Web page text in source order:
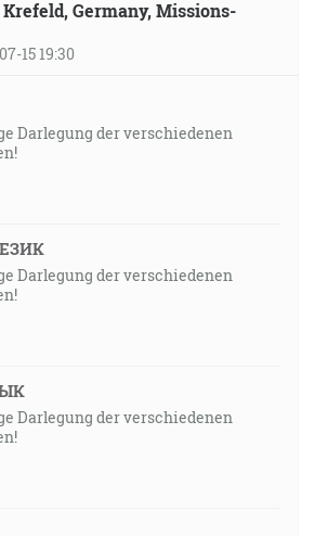
Krefeld, Germany, Missions-
15 19:30
Darlegung der verschiedenen
Darlegung der verschiedenen
Darlegung der verschiedenen